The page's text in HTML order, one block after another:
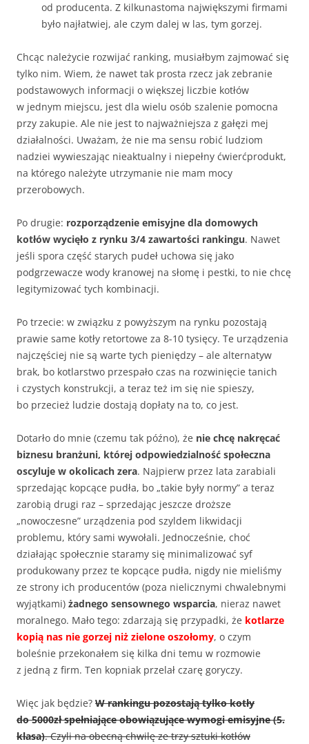
od producenta. Z kilkunastoma największymi firmami
było najłatwiej, ale czym dalej w las, tym gorzej.
Chcąc należycie rozwijać ranking, musiałbym zajmować się
tylko nim. Wiem, że nawet tak prosta rzecz jak zebranie
podstawowych informacji o większej liczbie kotłów
w jednym miejscu, jest dla wielu osób szalenie pomocna
przy zakupie. Ale nie jest to najważniejsza z gałęzi mej
działalności. Uważam, że nie ma sensu robić ludziom
nadziei wywieszając nieaktualny i niepełny ćwierćprodukt,
na którego należyte utrzymanie nie mam mocy
przerobowych.
Po drugie: rozporządzenie emisyjne dla domowych
kotłów wycięło z rynku 3/4 zawartości rankingu. Nawet
jeśli spora część starych pudeł uchowa się jako
podgrzewacze wody kranowej na słomę i pestki, to nie chcę
legitymizować tych kombinacji.
Po trzecie: w związku z powyższym na rynku pozostają
prawie same kotły retortowe za 8-10 tysięcy. Te urządzenia
najczęściej nie są warte tych pieniędzy – ale alternatyw
brak, bo kotlarstwo przespało czas na rozwinięcie tanich
i czystych konstrukcji, a teraz też im się nie spieszy,
bo przecież ludzie dostają dopłaty na to, co jest.
Dotarło do mnie (czemu tak późno), że nie chcę nakręcać
biznesu branżuni, której odpowiedzialność społeczna
oscyluje w okolicach zera. Najpierw przez lata zarabiali
sprzedając kopcące pudła, bo „takie były normy” a teraz
zarobią drugi raz – sprzedając jeszcze droższe
„nowoczesne” urządzenia pod szyldem likwidacji
problemu, który sami wywołali. Jednocześnie, choć
działając społecznie staramy się minimalizować syf
produkowany przez te kopcące pudła, nigdy nie mieliśmy
ze strony ich producentów (poza nielicznymi chwalebnymi
wyjątkami) żadnego sensownego wsparcia, nieraz nawet
moralnego. Mało tego: zdarzają się przypadki, że kotlarze
kopią nas nie gorzej niż zielone oszołomy, o czym
boleśnie przekonałem się kilka dni temu w rozmowie
z jedną z firm. Ten kopniak przelał czarę goryczy.
Więc jak będzie? W rankingu pozostają tylko kotły
do 5000zł spełniające obowiązujące wymogi emisyjne (5.
klasa). Czyli na obecną chwilę ze trzy sztuki kotłów